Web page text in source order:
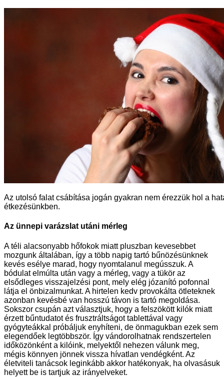
Az utolsó falat csábítása jogán gyakran nem érezzük hol a
étkezésünkben.
Az ünnepi varázslat utáni mérleg
A téli alacsonyabb hőfokok miatt pluszban kevesebbet
mozgunk általában, így a több napig tartó bűnözésünknek
kevés esélye marad, hogy nyomtalanul megússzuk. A
bódulat elmúlta után vagy a mérleg, vagy a tükör az
elsődleges visszajelzési pont, mely elég józanító pofonnal
látja el önbizalmunkat. A hirtelen kedv provokálta ötleteknek
azonban kevésbé van hosszú távon is tartó megoldása.
Sokszor csupán azt választjuk, hogy a felszökött kilók miatt
érzett bűntudatot és frusztráltságot tablettával vagy
gyógyteákkal próbáljuk enyhíteni, de önmagukban ezek sem
elegendőek legtöbbször. Így vándorolhatnak rendszertelen
időközönként a kilóink, melyektől nehezen válunk meg,
mégis könnyen jönnek vissza hívatlan vendégként. Az
életviteli tanácsok leginkább akkor hatékonyak, ha olvasásuk
helyett be is tartjuk az irányelveket.